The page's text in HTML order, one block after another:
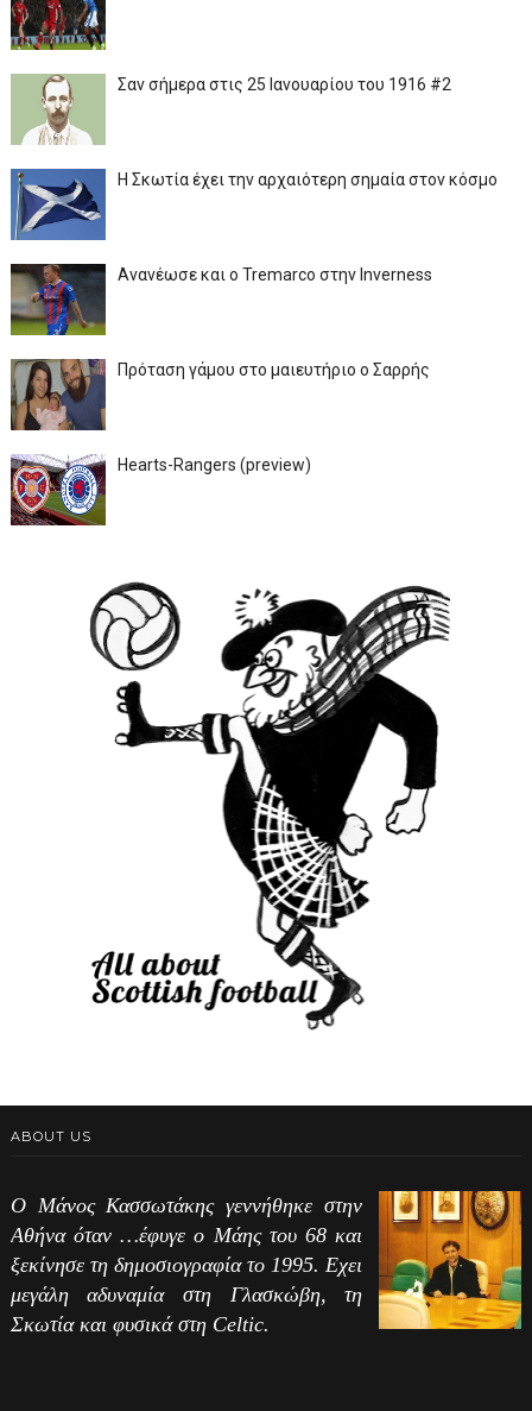
Σαν σήμερα στις 25 Ιανουαρίου του 1916 #2
Η Σκωτία έχει την αρχαιότερη σημαία στον κόσμο
Ανανέωσε και ο Tremarco στην Inverness
Πρόταση γάμου στο μαιευτήριο ο Σαρρής
Hearts-Rangers (preview)
ABOUT US
Ο Μάνος Κασσωτάκης γεννήθηκε στην
Αθήνα όταν …έφυγε ο Μάης του 68 και
ξεκίνησε τη δημοσιογραφία το 1995. Εχει
μεγάλη αδυναμία στη Γλασκώβη, τη
Σκωτία και φυσικά στη Celtic.